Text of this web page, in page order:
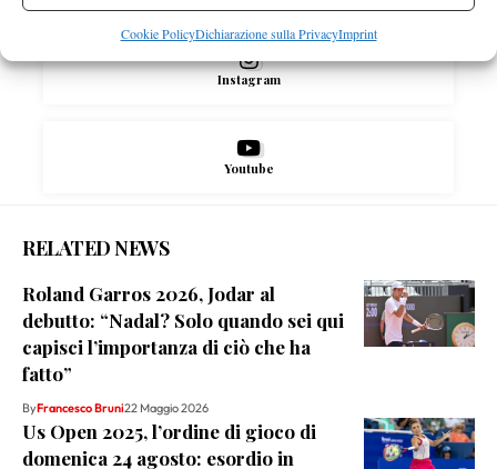
Cookie PolicyDichiarazione sulla PrivacyImprint
Instagram
Youtube
RELATED NEWS
Roland Garros 2026, Jodar al
debutto: “Nadal? Solo quando sei qui
capisci l’importanza di ciò che ha
fatto”
ByFrancesco Bruni22 Maggio 2026
Us Open 2025, l’ordine di gioco di
domenica 24 agosto: esordio in